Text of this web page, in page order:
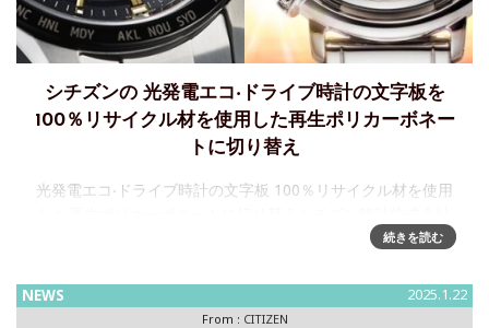
シチズンの 光発電エコ‧ドライブ時計の文字板を
100％リサイクル材を使用した再生ポリカーボネー
トに切り替え
光発電エコ‧ドライブ時計の文字板 100％リサイクル材を使用
は、基幹技術である光発電エコ‧ドライブが搭載された腕時計
ネート（
続きを読む
NEWS 2025.1.22
From : CITIZEN